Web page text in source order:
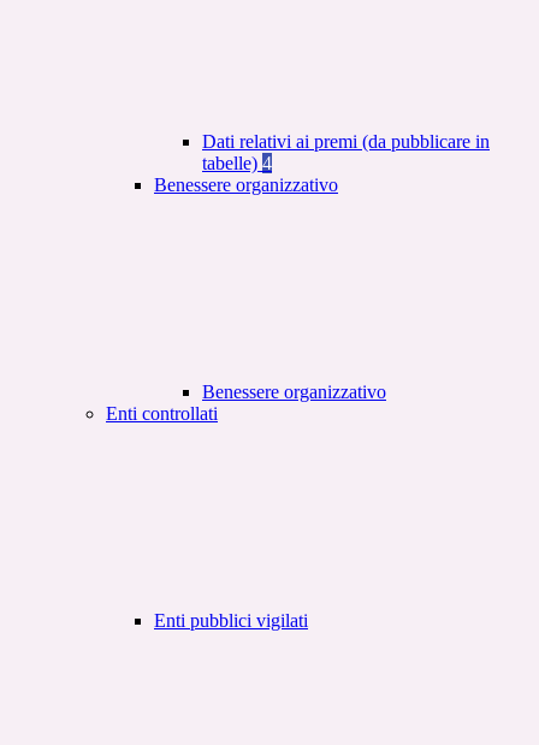
Dati relativi ai premi (da pubblicare in
tabelle) 4
Benessere organizzativo
Benessere organizzativo
Enti controllati
Enti pubblici vigilati